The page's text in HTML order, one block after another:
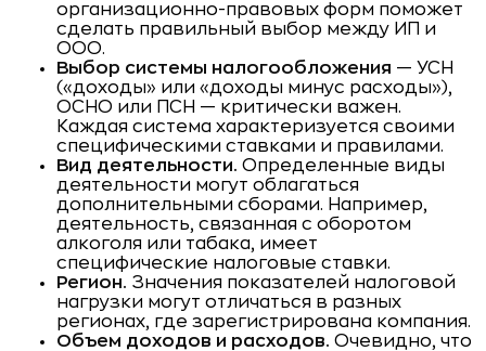
организационно-правовых форм поможет
сделать правильный выбор между ИП и
ООО.
Выбор системы налогообложения — УСН
(«доходы» или «доходы минус расходы»),
ОСНО или ПСН — критически важен.
Каждая система характеризуется своими
специфическими ставками и правилами.
Вид деятельности. Определенные виды
деятельности могут облагаться
дополнительными сборами. Например,
деятельность, связанная с оборотом
алкоголя или табака, имеет
специфические налоговые ставки.
Регион. Значения показателей налоговой
нагрузки могут отличаться в разных
регионах, где зарегистрирована компания.
Объем доходов и расходов. Очевидно, что